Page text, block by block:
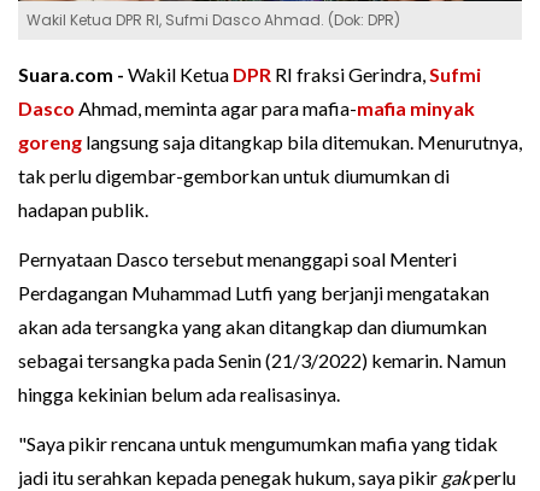
Wakil Ketua DPR RI, Sufmi Dasco Ahmad. (Dok: DPR)
Suara.com - Wakil Ketua DPR RI fraksi Gerindra,Sufmi
Dasco Ahmad, meminta agar para mafia-mafia minyak
goreng langsung saja ditangkap bila ditemukan. Menurutnya,
tak perlu digembar-gemborkan untuk diumumkan di
hadapan publik.
Pernyataan Dasco tersebut menanggapi soal Menteri
Perdagangan Muhammad Lutfi yang berjanji mengatakan
akan ada tersangka yang akan ditangkap dan diumumkan
sebagai tersangka pada Senin (21/3/2022) kemarin. Namun
hingga kekinian belum ada realisasinya.
"Saya pikir rencana untuk mengumumkan mafia yang tidak
jadi itu serahkan kepada penegak hukum, saya pikir gakperlu